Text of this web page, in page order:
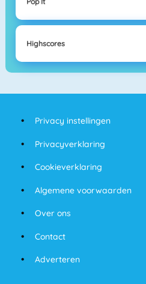
Highscores
Privacy instellingen
Privacyverklaring
Cookieverklaring
Algemene voorwaarden
Over ons
Contact
Adverteren